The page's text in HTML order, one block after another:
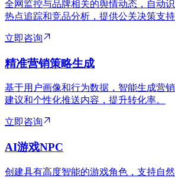
全网监控与品牌相关的舆情动态，自动
热点追踪和竞品分析，提供公关决策支持
立即咨询
精准营销策略生成
基于用户画像和行为数据，智能生成营
建议和个性化推送内容，提升转化率。
立即咨询
AI游戏NPC
创建具有高度智能的游戏角色，支持自